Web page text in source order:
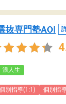
抜専門塾AOI
浪人生
別指導(1:1) 個別指